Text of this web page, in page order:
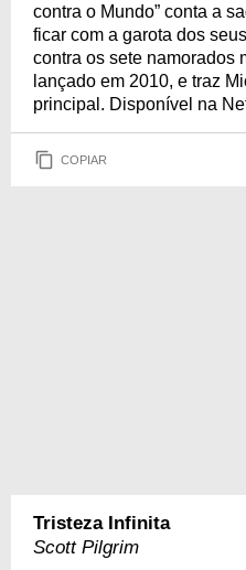
contra o Mundo” conta a
ficar com a garota dos
contra os sete namorados
lançado em 2010, e traz
principal. Disponível na
COPIAR
Tristeza Infinita
Scott Pilgrim